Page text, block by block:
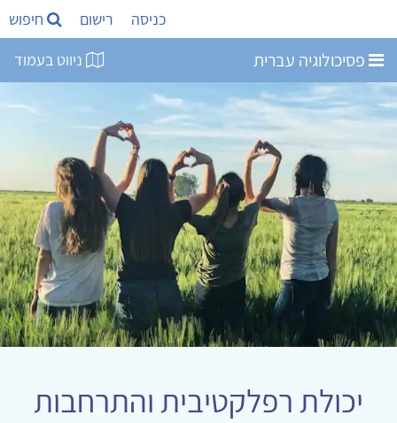
כניסה רישום חיפוש
פסיכולוגיה עברית ניווט בעמוד
יכולת רפלקטיבית והתרחבות